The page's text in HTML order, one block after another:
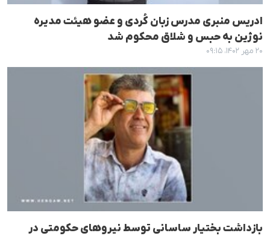
ادریس منبری مدرس زبان کُردی و عضو هیئت مدیره
نوژین به حبس و شلاق محکوم شد
۲۰ مهر ۱۴۰۲، ۰۹:۱۵
بازداشت بختیار ساسانی توسط نیروهای حکومتی در